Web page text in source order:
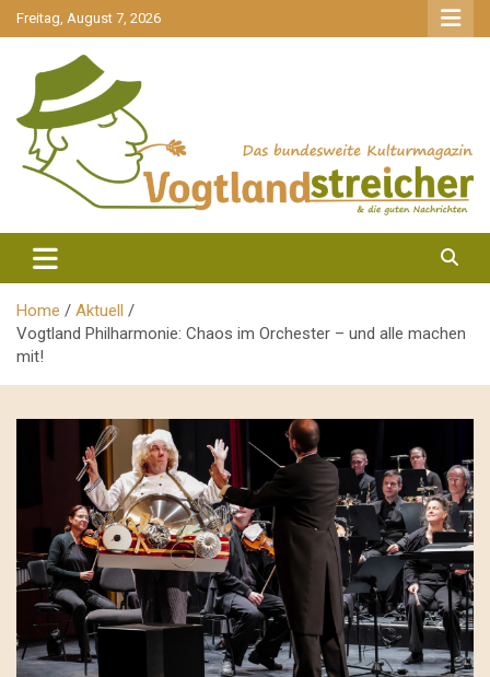
gehe
zum
Freitag, August 7, 2026
Vogtlandstreicher
Home
Aktuell
Vogtland Philharmonie: Chaos im Orchester – und alle machen
mit!